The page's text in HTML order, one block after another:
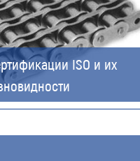
ISO и их